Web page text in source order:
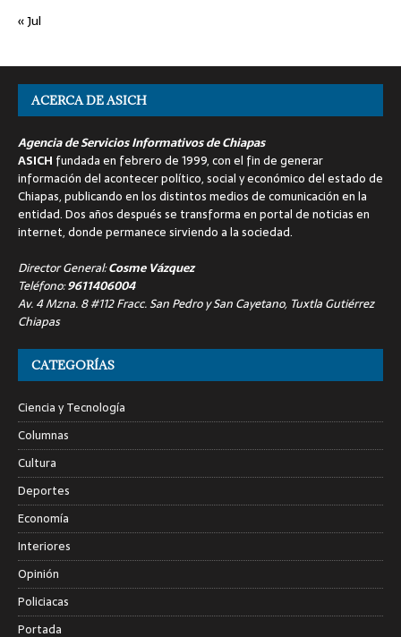
« Jul
ACERCA DE ASICH
Agencia de Servicios Informativos de Chiapas
ASICH fundada en febrero de 1999, con el fin de generar
información del acontecer político, social y económico del estado de
Chiapas, publicando en los distintos medios de comunicación en la
entidad. Dos años después se transforma en portal de noticias en
internet, donde permanece sirviendo a la sociedad.
Director General:Cosme Vázquez
Teléfono:9611406004
Av. 4 Mzna. 8 #112 Fracc. San Pedro y San Cayetano, Tuxtla Gutiérrez
Chiapas
CATEGORÍAS
Ciencia y Tecnología
Columnas
Cultura
Deportes
Economía
Interiores
Opinión
Policiacas
Portada